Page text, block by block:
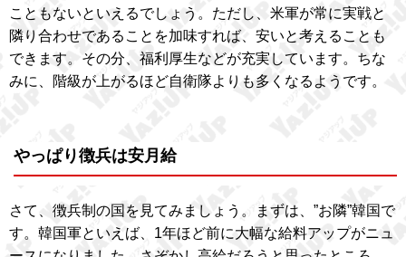
こともないといえるでしょう。ただし、米軍が常に実戦と
隣り合わせであることを加味すれば、安いと考えることも
できます。その分、福利厚生などが充実しています。ちな
みに、階級が上がるほど自衛隊よりも多くなるようです。
やっぱり徴兵は安月給
さて、徴兵制の国を見てみましょう。まずは、”お隣”韓国で
す。韓国軍といえば、1年ほど前に大幅な給料アップがニュ